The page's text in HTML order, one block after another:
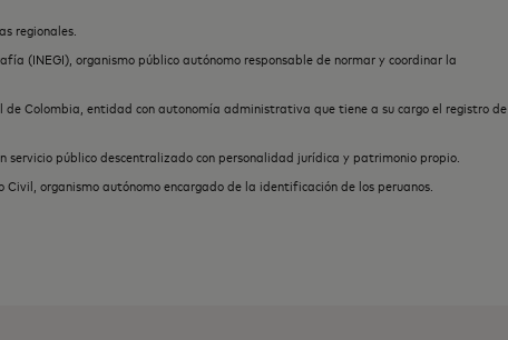
regionales.
(INEGI), organismo público autónomo responsable de normar y coordinar la
Colombia, entidad con autonomía administrativa que tiene a su cargo el registro de
servicio público descentralizado con personalidad jurídica y patrimonio propio.
organismo autónomo encargado de la identificación de los peruanos.